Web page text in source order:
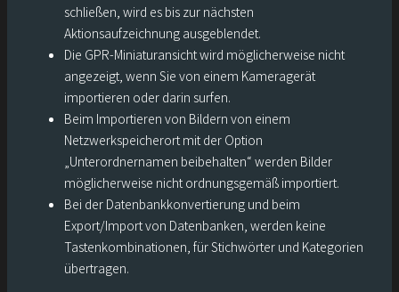
schließen, wird es bis zur nächsten
Aktionsaufzeichnung ausgeblendet.
Die GPR-Miniaturansicht wird möglicherweise nicht
angezeigt, wenn Sie von einem Kameragerät
importieren oder darin surfen.
Beim Importieren von Bildern von einem
Netzwerkspeicherort mit der Option
„Unterordnernamen beibehalten“ werden Bilder
möglicherweise nicht ordnungsgemäß importiert.
Bei der Datenbankkonvertierung und beim
Export/Import von Datenbanken, werden keine
Tastenkombinationen, für Stichwörter und Kategorien
übertragen.